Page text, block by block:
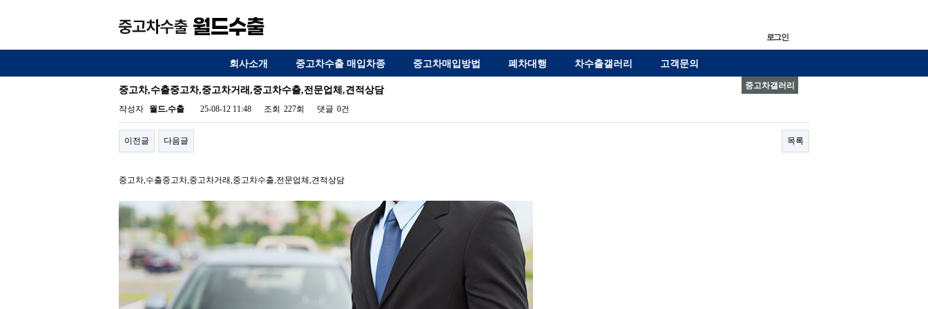
로그인
회사소개 중고차수출 매입차종 중고차매입방법 폐차대행 차수출갤러리 고객문의
중고차갤러리
중고차,수출중고차,중고차거래,중고차수출,전문업체,견적상담
작성자 월드.수출 25-08-12 11:48 조회 227회 댓글 0건
이전글 다음글 목록
중고차,수출중고차,중고차거래,중고차수출,전문업체,견적상담​